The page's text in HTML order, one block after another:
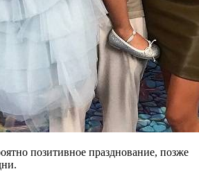
позитивное празднование, позже